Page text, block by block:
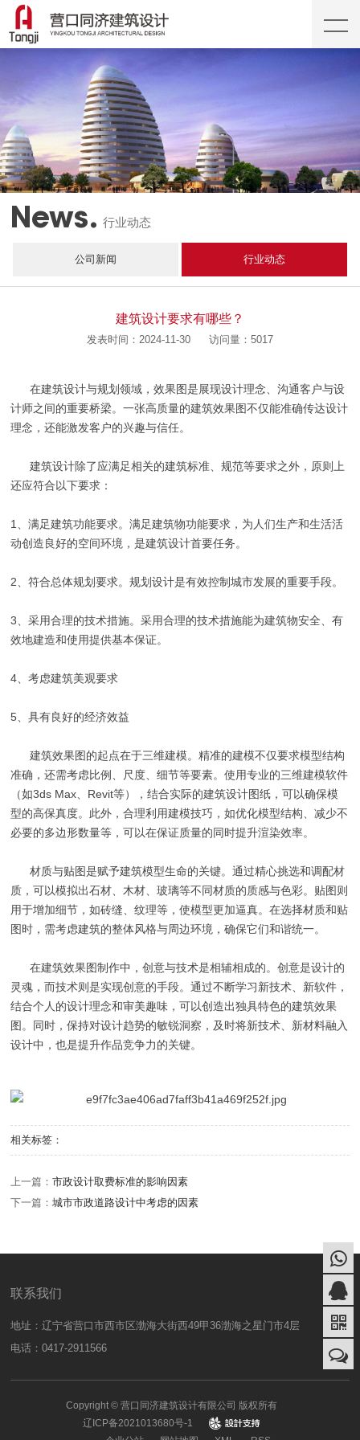
News. 行业动态
公司新闻 行业动态
建筑设计要求有哪些？
发表时间：2024-11-30 访问量：5017
在建筑设计与规划领域，效果图是展现设计理念、沟通客户与设
计师之间的重要桥梁。一张高质量的建筑效果图不仅能准确传达设计
理念，还能激发客户的兴趣与信任。
建筑设计除了应满足相关的建筑标准、规范等要求之外，原则上
还应符合以下要求：
1、满足建筑功能要求。满足建筑物功能要求，为人们生产和生活活
动创造良好的空间环境，是建筑设计首要任务。
2、符合总体规划要求。规划设计是有效控制城市发展的重要手段。
3、采用合理的技术措施。采用合理的技术措施能为建筑物安全、有
效地建造和使用提供基本保证。
4、考虑建筑美观要求
5、具有良好的经济效益
建筑效果图的起点在于三维建模。精准的建模不仅要求模型结构
准确，还需考虑比例、尺度、细节等要素。使用专业的三维建模软件
（如3ds Max、Revit等），结合实际的建筑设计图纸，可以确保模
型的高保真度。此外，合理利用建模技巧，如优化模型结构、减少不
必要的多边形数量等，可以在保证质量的同时提升渲染效率。
材质与贴图是赋予建筑模型生命的关键。通过精心挑选和调配材
质，可以模拟出石材、木材、玻璃等不同材质的质感与色彩。贴图则
用于增加细节，如砖缝、纹理等，使模型更加逼真。在选择材质和贴
图时，需考虑建筑的整体风格与周边环境，确保它们和谐统一。
在建筑效果图制作中，创意与技术是相辅相成的。创意是设计的
灵魂，而技术则是实现创意的手段。通过不断学习新技术、新软件，
结合个人的设计理念和审美趣味，可以创造出独具特色的建筑效果
图。同时，保持对设计趋势的敏锐洞察，及时将新技术、新材料融入
设计中，也是提升作品竞争力的关键。
相关标签：
上一篇：‌市政设计取费标准‌的影响因素
下一篇：城市市政道路设计中考虑的因素
联系我们
地址：辽宁省营口市西市区渤海大街西49甲36渤海之星门市4层
电话：0417-2911566
Copyright © 营口同济建筑设计有限公司 版权所有
辽ICP备2021013680号-1
design